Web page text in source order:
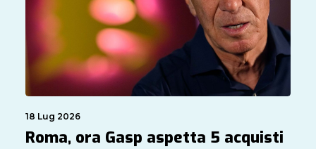
18 Lug 2026
Roma, ora Gasp aspetta 5 acquisti